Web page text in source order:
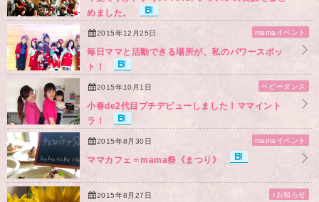
めました。
2015年12月25日 mamaイベント
毎日ママと活動できる場所が、私のパワースポッ
ト！
2015年10月1日 ベビーダンス
小春de2代目プチデビューしました！ママイント
ラ！
2015年8月30日 mamaイベント
ママカフェ＝mama祭《まつり》
2015年8月27日 ♪お知らせ